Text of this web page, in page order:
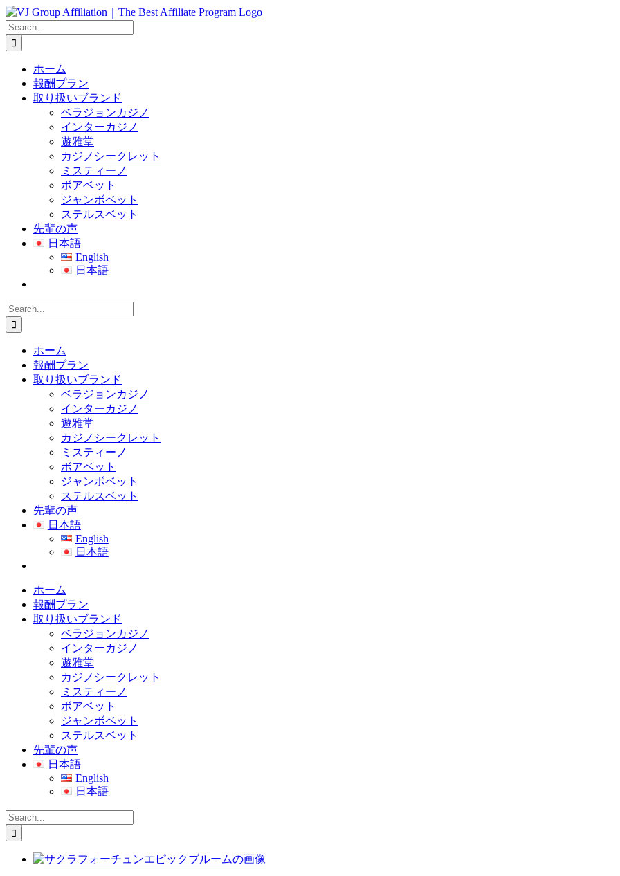
Skip
to
content
Search
for:
ホーム
報酬プラン
取り扱いブランド
ベラジョンカジノ
インターカジノ
遊雅堂
カジノシークレット
ミスティーノ
ボアベット
ジャンボベット
ステルスベット
先輩の声
日本語
English
日本語
Search
for:
ホーム
報酬プラン
取り扱いブランド
ベラジョンカジノ
インターカジノ
遊雅堂
カジノシークレット
ミスティーノ
ボアベット
ジャンボベット
ステルスベット
先輩の声
日本語
English
日本語
ホーム
報酬プラン
取り扱いブランド
ベラジョンカジノ
インターカジノ
遊雅堂
カジノシークレット
ミスティーノ
ボアベット
ジャンボベット
ステルスベット
先輩の声
日本語
English
日本語
Search
for:
View